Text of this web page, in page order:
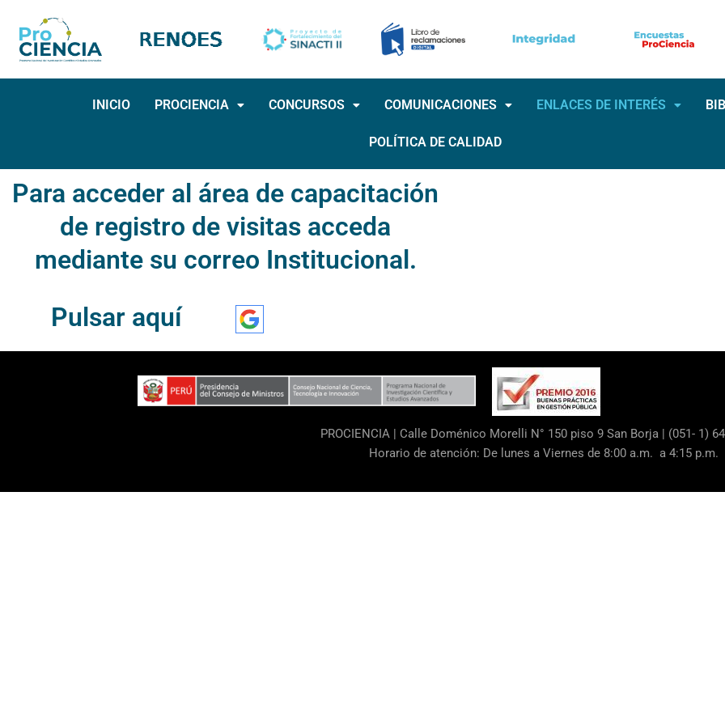
contenido
INICIO PROCIENCIA CONCURSOS COMUNICACIONES ENLACES DE INTERÉS
POLÍTICA DE CALIDAD
Para acceder al área de capacitación
de registro de visitas acceda
mediante su correo Institucional.
Pulsar aquí
PROCIENCIA | Calle Doménico Morelli N° 150 piso 9 San Borja | (051- 1)
Horario de atención: De lunes a Viernes de 8:00 a.m. a 4:15 p.m.